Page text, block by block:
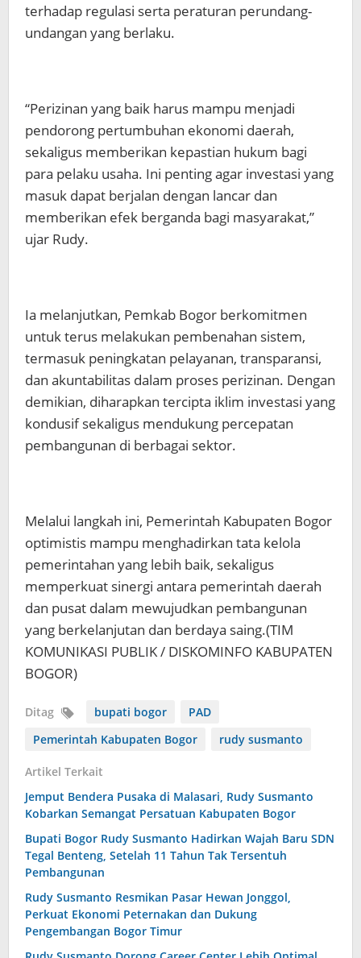
terhadap regulasi serta peraturan perundang-
undangan yang berlaku.
“Perizinan yang baik harus mampu menjadi
pendorong pertumbuhan ekonomi daerah,
sekaligus memberikan kepastian hukum bagi
para pelaku usaha. Ini penting agar investasi yang
masuk dapat berjalan dengan lancar dan
memberikan efek berganda bagi masyarakat,”
ujar Rudy.
Ia melanjutkan, Pemkab Bogor berkomitmen
untuk terus melakukan pembenahan sistem,
termasuk peningkatan pelayanan, transparansi,
dan akuntabilitas dalam proses perizinan. Dengan
demikian, diharapkan tercipta iklim investasi yang
kondusif sekaligus mendukung percepatan
pembangunan di berbagai sektor.
Melalui langkah ini, Pemerintah Kabupaten Bogor
optimistis mampu menghadirkan tata kelola
pemerintahan yang lebih baik, sekaligus
memperkuat sinergi antara pemerintah daerah
dan pusat dalam mewujudkan pembangunan
yang berkelanjutan dan berdaya saing.(TIM
KOMUNIKASI PUBLIK / DISKOMINFO KABUPATEN
BOGOR)
Ditag bupati bogor
PAD
Pemerintah Kabupaten Bogor
rudy susmanto
Artikel Terkait
Jemput Bendera Pusaka di Malasari, Rudy Susmanto
Kobarkan Semangat Persatuan Kabupaten Bogor
Bupati Bogor Rudy Susmanto Hadirkan Wajah Baru SDN
Tegal Benteng, Setelah 11 Tahun Tak Tersentuh
Pembangunan
Rudy Susmanto Resmikan Pasar Hewan Jonggol,
Perkuat Ekonomi Peternakan dan Dukung
Pengembangan Bogor Timur